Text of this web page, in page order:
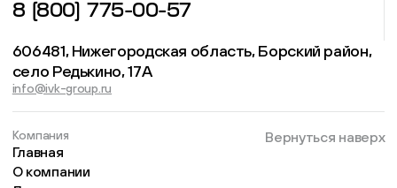
8 (800) 775-00-57
606481, Нижегородская область, Борский район,
село Редькино, 17А
info@ivk-group.ru
Компания
Главная
О компании
Вернуться наверх